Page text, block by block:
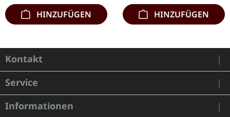
HINZUFÜGEN HINZUFÜGEN
Kontakt
Service
Informationen